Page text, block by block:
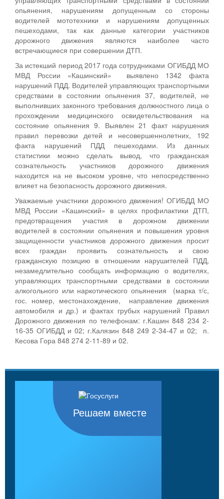
опьянения, нарушениям допущенным со стороны
водителей мототехники и нарушениям допущенных
пешеходами, так как данные категории участников
дорожного движения являются наиболее часто
встречающиеся при совершении ДТП.
За истекший период 2017 года сотрудниками ОГИБДД МО
МВД России «Кашинский» выявлено 1342 факта
нарушений ПДД. Водителей управляющих транспортными
средствами в состоянии опьянения 37, водителей, не
выполнивших законного требования должностного лица о
прохождении медицинского освидетельствования на
состояние опьянения 9. Выявлен 21 факт нарушения
правил перевозки детей и несовершеннолетних, 192
факта нарушений ПДД пешеходами. Из данных
статистики можно сделать вывод, что гражданская
сознательность участников дорожного движения
находится на не высоком уровне, что непосредственно
влияет на безопасность дорожного движения.
Уважаемые участники дорожного движения! ОГИБДД МО
МВД России «Кашинский» в целях профилактики ДТП,
предотвращения участия в дорожном движении
водителей в состоянии опьянения и повышения уровня
защищенности участников дорожного движения просит
всех граждан проявить сознательность и свою
гражданскую позицию в отношении нарушителей ПДД,
незамедлительно сообщать информацию о водителях,
управляющих транспортными средствами в состоянии
алкогольного или наркотического опьянения (марка т/с,
гос. номер, местонахождение, направление движения
автомобиля и др.) и фактах грубых нарушений Правил
Дорожного движения по телефонам: г.Кашин 848 234 2-
16-35 ОГИБДД и 02; г.Калязин 848 249 2-34-47 и 02; п.
Кесова Гора 848 274 2-11-89 и 02.
Решаем вместе